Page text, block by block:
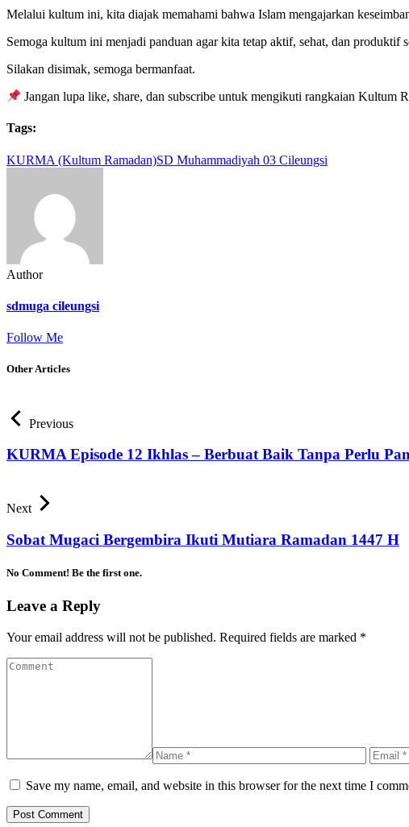
Melalui kultum ini, kita diajak memahami bahwa Islam mengajarkan
Semoga kultum ini menjadi panduan agar kita tetap aktif, sehat, dan produktif
Silakan disimak, semoga bermanfaat.
Jangan lupa like, share, dan subscribe untuk mengikuti rangkaian Kultum
Tags:
KURMA (Kultum Ramadan)SD Muhammadiyah 03 Cileungsi
Author
sdmuga cileungsi
Follow Me
Other Articles
Previous
KURMA Episode 12 Ikhlas – Berbuat Baik Tanpa Perlu
Next
Sobat Mugaci Bergembira Ikuti Mutiara Ramadan 1447 H
No Comment! Be the first one.
Leave a Reply
Your email address will not be published. Required fields are marked *
Save my name, email, and website in this browser for the next time I